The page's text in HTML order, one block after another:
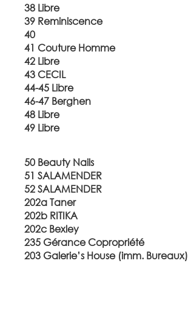
38 Libre
39 Reminiscence
40
41 Couture Homme
42 Libre
43 CECIL
44-45 Libre
46-47 Berghen
48 Libre
49 Libre
50 Beauty Nails
51 SALAMENDER
52 SALAMENDER
202a Taner
202b RITIKA
202c Bexley
235 Gérance Copropriété
203 Galerie’s House (imm. Bureaux)